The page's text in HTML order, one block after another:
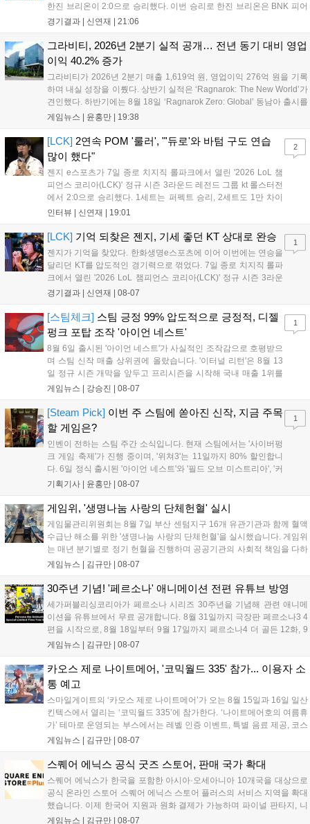
한진 브리온이 2:0으로 승리했다. 이번 승리로 한진 브리온은 BNK 피어
엑스를 제치고 라이즈 그룹 1위로 올라섰다. 1세트, 한진 브리온이 '로머'
경기결과 | 신연재 21:06
그라비티, 2026년 2분기 실적 공개… 전년 동기 대비 영업
이익 40.2% 증가
그라비티가 2026년 2분기 매출 1,619억 원, 영업이익 276억 원을 기록
하며 내실 성장을 이뤘다. 상반기 실적은 ‘Ragnarok: The New World’가
견인했다. 하반기에는 8월 18일 ‘Ragnarok Zero: Global’ 동남아 출시를
시작으로 9월 3일 ‘달려라 헤베레케 EX’, 9월 22일 ‘갈바테인’ 등 다양한
이’ 출시가 예정돼 있으며, 2027년에는 ‘Ragnarok 3’ 등 대작을 글로벌
출시할 계획이다. 그라비티는 조인트벤처 설립과 라그나로크 에코 시스
템 구축을 통해 신성장 동력을 확보할 방침이다....
게임뉴스 | 윤홍만 19:38
[LCK] 2연속 POM '룰러', "'듀로'와 바텀 구도 연습
많이 했다"
젠지 e스포츠가 7일 종로 치지직 롤파크에서 열린 '2026 LoL 챔
피언스 코리아(LCK)' 정규 시즌 3라운드 레전드 그룹 kt 롤스터전
에서 2:0으로 승리했다. 1세트는 퍼펙트 승리, 2세트도 1만 차이
를 벌리며 25분 만에 승리하면서 말 그대로 압도적인 경기력을 선
하며 POM에 선정됐...
인터뷰 | 신연재 19:01
2
[LCK] 기억 되찾은 젠지, 기세 좋던 KT 상대로 완승
젠지가 기억을 찾았다. 한화생명e스포츠에 이어 이번에는 연승을
달리던 KT를 압도적인 경기력으로 꺾었다. 7일 종로 치지직 롤파
크에서 열린 '2026 LoL 챔피언스 코리아(LCK)' 정규 시즌 3라운
드 레전드 그룹, kt 롤스터와 젠지 e스포츠의 대결에서 젠지가 압
기억을 되찾기라도 한 듯 1,...
경기결과 | 신연재 08-07
1
[스팀체크] 스팀 긍정 99% 압도적으로 긍정적, 디젤
펑크 포탑 조작 '아이언 네스트'
8월 6일 출시된 '아이언 네스트'가 사실적인 조작감으로 호평받으
며 스팀 신작 매출 상위권에 올랐습니다. '이터널 리턴'은 8월 13
일 정규 시즌 개막을 앞두고 프리시즌을 시작해 국내 매출 1위를
기록했습니다. 25주년을 맞은 '고스트 리콘' 시리즈는 8월 6일 쇼
'마블 투혼: 파이팅 소울즈'와 레트로 수리 시뮬레이션 '리스토
리'도 스팀에 정식 출시되었습니다....
게임뉴스 | 강승진 08-07
1
[Steam Pick] 이번 주 스팀에 쏟아진 신작, 지금 주목
할 게임은?
인벤이 전하는 스팀 주간 소식입니다. 현재 스팀에서는 '사이버펑
크 게임 축제'가 진행 중이며, '위쳐3'는 11일까지 80% 할인합니
다. 6일 정식 출시된 '아이언 네스트'와 '필드 오브 미스트리아', '커
세어 코브'가 호평받고 있습니다. 한편, 7일 출시된 '마블 투혼'은
다. 유비소프트의 '고스트리콘: 와일드랜드'는 7년 만의 대규모 업
데이트 '라스트 라이츠'와 함께 95% 할인 중입니다....
기획기사 | 윤홍만 08-07
1
게임위, '생명나눔 사랑의 단체헌혈' 실시
게임물관리위원회는 8월 7일 부산 센텀지구 16개 유관기관과 함께 혈액
수급난 해소를 위한 '생명나눔 사랑의 단체헌혈'을 실시했습니다. 게임위
는 매년 분기별로 정기 헌혈을 진행하며 공공기관의 사회적 책임을 다하
고 있으며, 이번 행사에는 영화진흥위원회 등 14개 기관 임직원이 동참
따뜻한 실천에 참여한 모든 임직원에게 감사의 뜻을 전하며 헌혈 문화
확산에 앞장섰습니다....
게임뉴스 | 김규만 08-07
30주년 기념! '페르소나' 애니메이션 전편 유튜브 방영
세가퍼블리싱코리아가 페르소나 시리즈 30주년을 기념해 관련 애니메
이션을 유튜브에서 무료 공개합니다. 8월 31일까지 극장판 페르소나3 4
편을 시작으로, 8월 18일부터 9월 17일까지 페르소나4 더 골든 12화, 9
월 15일부터 10월 14일까지 페르소나5 시리즈가 순차 공개됩니다. 또한
영상 및 대형 전광판에 소개될 예정입니다....
게임뉴스 | 김규만 08-07
카오스 제로 나이트메어, '코믹월드 335' 참가... 이용자 소
통 예고
스마일게이트의 ‘카오스 제로 나이트메어’가 오는 8월 15일과 16일 일산
킨텍스에서 열리는 ‘코믹월드 335’에 참가한다. ‘나이트메어호의 여름휴
가’ 테마로 운영되는 부스에서는 레벨 인증 이벤트, 특별 음료 제공, 코스
프레 모델 포토존 등 다채로운 행사가 진행된다. 유명 코스어 7인이 캐릭
세한 정보는 공식 커뮤니티에서 확인 가능하다....
게임뉴스 | 김규만 08-07
스퀘어 에닉스 공식 굿즈 스토어, 판매 국가 확대
스퀘어 에닉스가 한국을 포함한 아시아·오세아니아 10개국을 대상으로
공식 온라인 스토어 스퀘어 에닉스 스토어 플러스의 서비스 지역을 확대
했습니다. 이제 한국어 지원과 원화 결제가 가능하며 파이널 판타지, 니
어 등 주요 게임의 피규어, 굿즈를 구매할 수 있습니다. 신상품이 순차적
게임뉴스 | 김규만 08-07